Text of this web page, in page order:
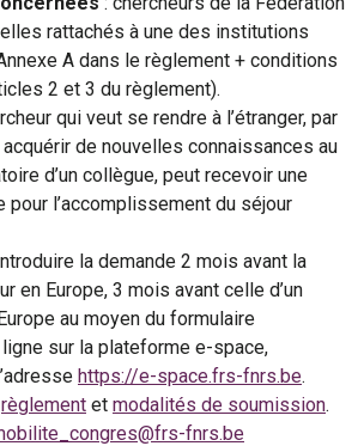
rattachés à une des institutions
A dans le règlement + conditions
2 et 3 du règlement).
qui veut se rendre à l’étranger, par
de nouvelles connaissances au
d’un collègue, peut recevoir une
pour l’accomplissement du séjour
la demande 2 mois avant la
en Europe, 3 mois avant celle d’un
au moyen du formulaire
sur la plateforme e-space,
https://e-space.frs-fnrs.be.
règlement et modalités de soumission.
fnrs.be